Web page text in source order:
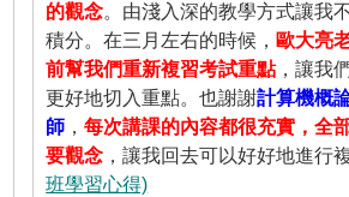
的觀念。由淺入深的教學方式讓我
積分。在三月左右的時候， 歐大亮
前幫我們重新複習考試重點，讓我
更好地切入重點。也謝謝計算機概
師 ，每次講課的內容都很充實，全
要觀念 ，讓我回去可以好好地進行
班學習心得)